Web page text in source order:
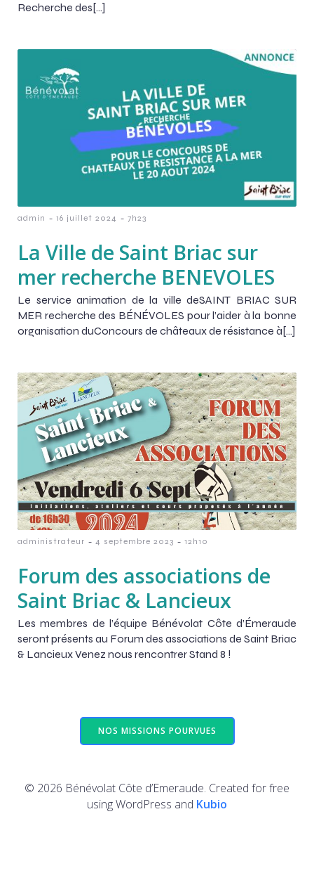
Recherche des[…]
admin - 16 juillet 2024 - 7h23
La Ville de Saint Briac sur
mer recherche BENEVOLES
Le service animation de la ville deSAINT BRIAC SUR
MER recherche des BÉNÉVOLES pour l’aider à la bonne
organisation duConcours de châteaux de résistance à[…]
administrateur - 4 septembre 2023 - 12h10
Forum des associations de
Saint Briac & Lancieux
Les membres de l’équipe Bénévolat Côte d’Émeraude
seront présents au Forum des associations de Saint Briac
& Lancieux Venez nous rencontrer Stand 8 !
NOS MISSIONS POURVUES
© 2026 Bénévolat Côte d’Emeraude. Created for free
using WordPress and Kubio